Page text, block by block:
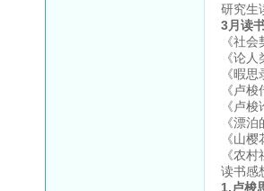
研究生
3月读
《
《
《
《
《卢梭
《
《山
《农
读书感
1.卢梭